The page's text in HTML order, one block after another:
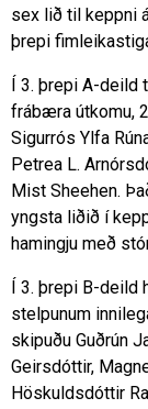
sex lið til keppni
þrepi
Í 3. þrepi A-deild
frábæra útkomu,
Sigurrós Ylfa
Petrea L.
Mist Sheehen.
yngsta liðið í
hamingju með
Í 3. þrepi B-deild
stelpunum
skipuðu Guðrún
Geirsdóttir,
Höskuldsdóttir